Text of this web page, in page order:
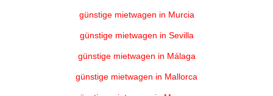
günstige mietwagen in Murcia
günstige mietwagen in Sevilla
günstige mietwagen in Málaga
günstige mietwagen in Mallorca